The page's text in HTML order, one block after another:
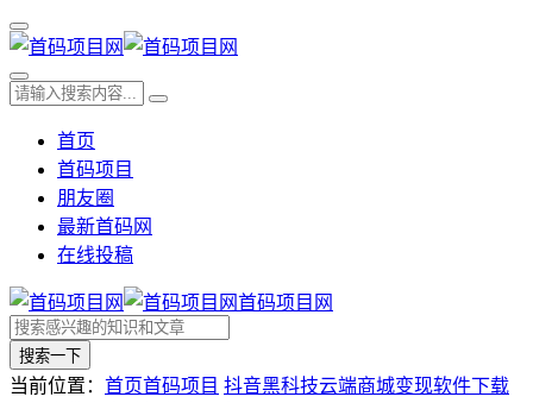
首页
首码项目
朋友圈
最新首码网
在线投稿
首码项目网
搜索一下
当前位置： 首页首码项目 抖音黑科技云端商城变现软件下载